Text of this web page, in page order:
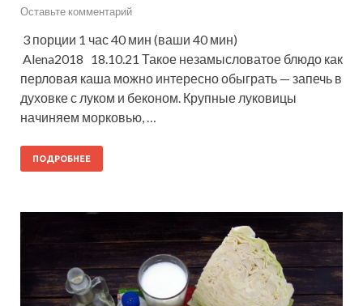
Оставьте комментарий
3 порции 1 час 40 мин (ваши 40 мин)
Alena2018 18.10.21 Такое незамысловатое блюдо как
перловая каша можно интересно обыграть — запечь в
духовке с луком и беконом. Крупные луковицы
начиняем морковью, …
ПОДРОБНЕЕ